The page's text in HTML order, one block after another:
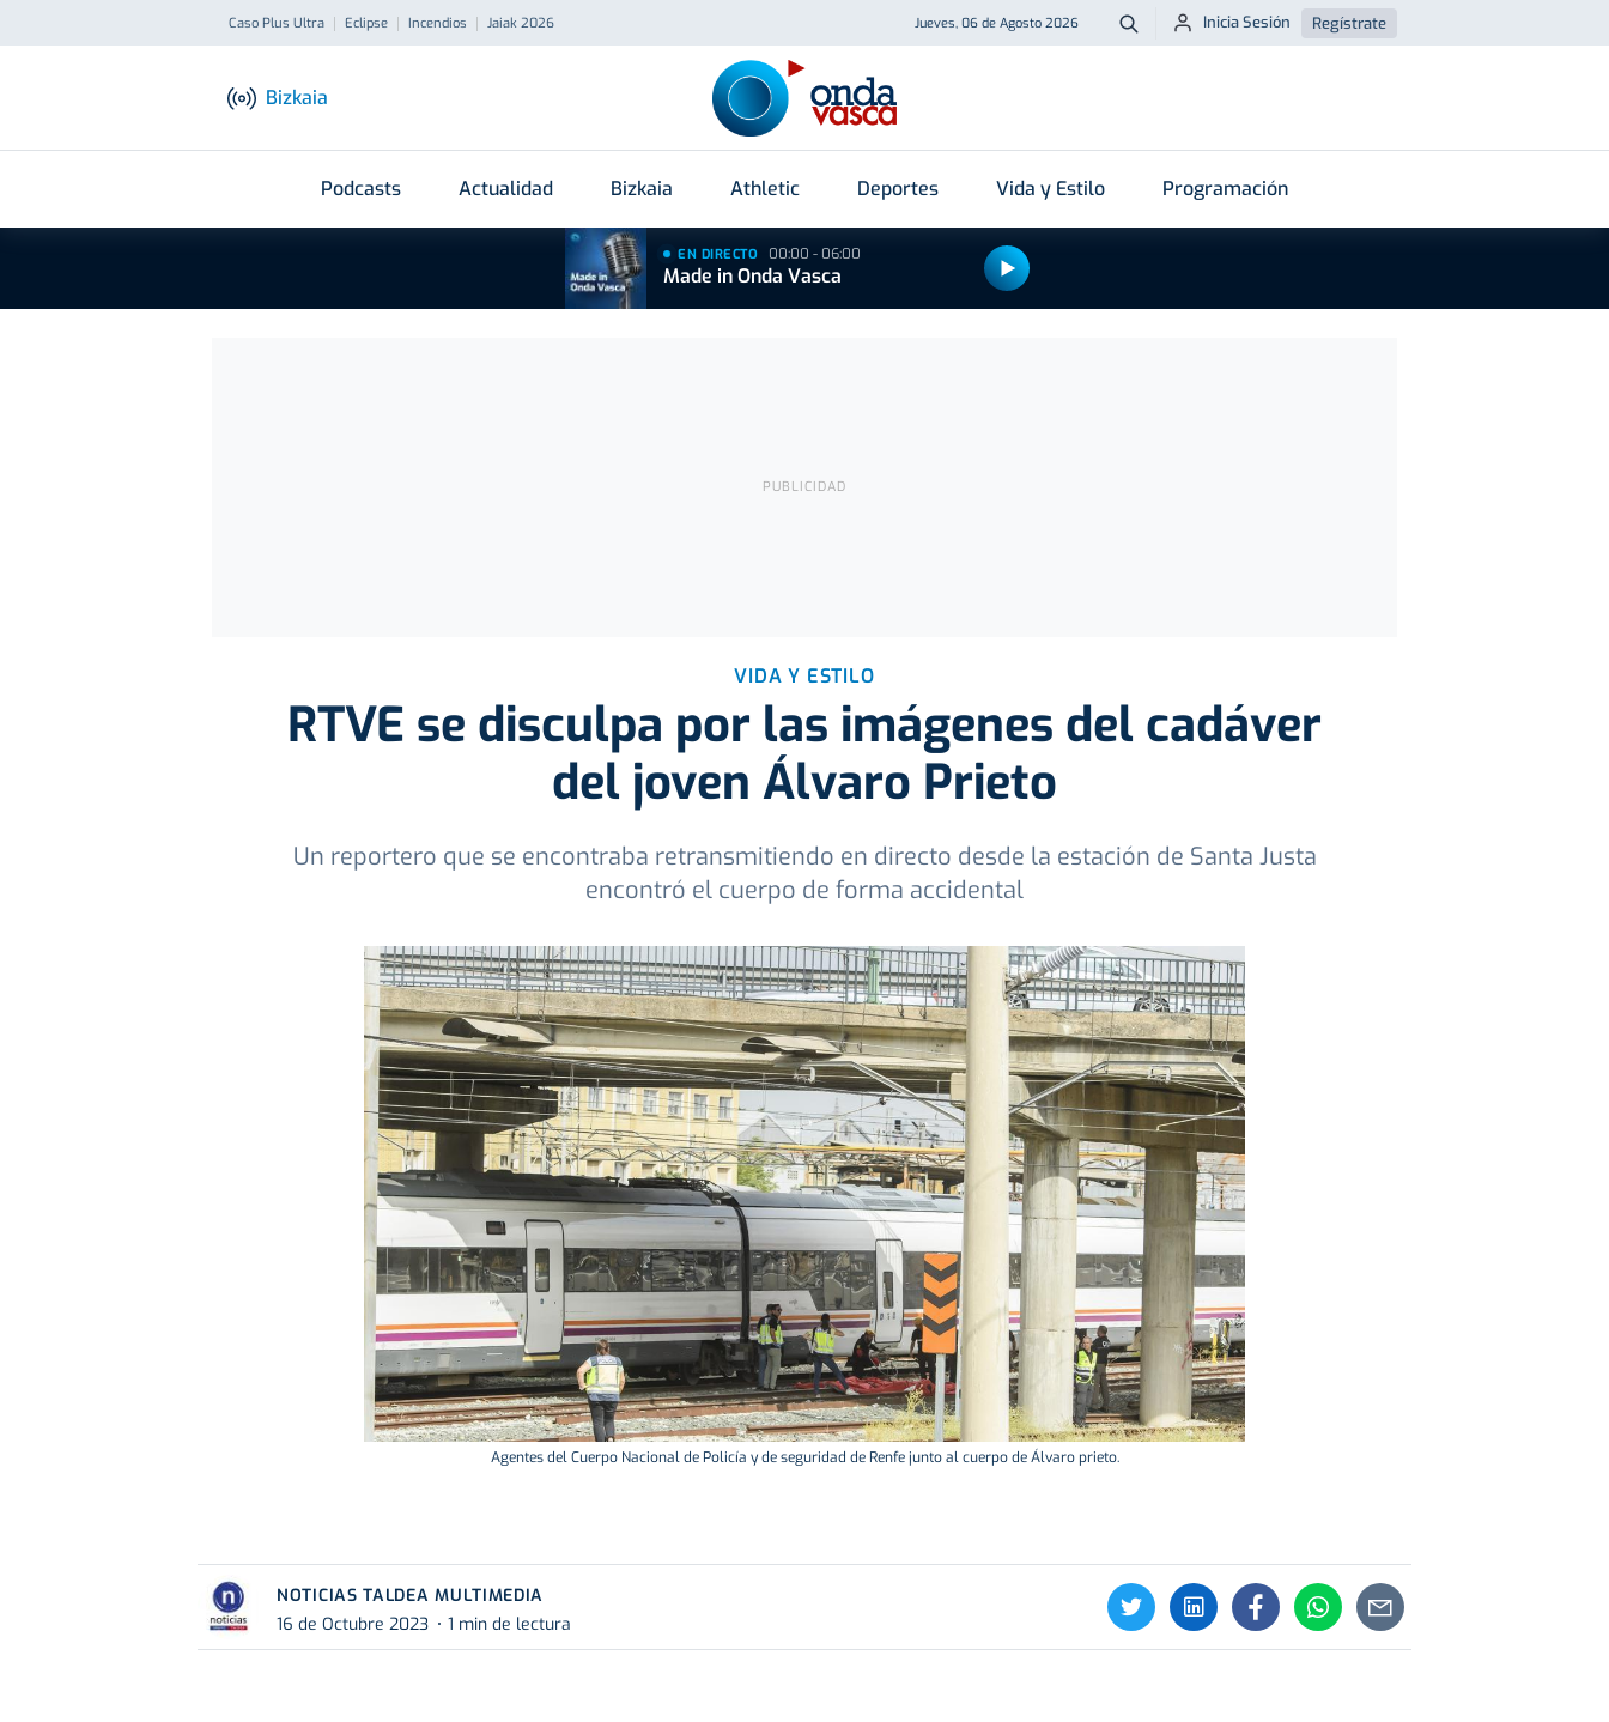
Caso Plus Ultra Eclipse Incendios Jaiak 2026 Jueves, 06 de Agosto 2026 Buscar
Inicia Sesión Regístrate
Bizkaia
Podcasts Actualidad Bizkaia Athletic Deportes Vida y Estilo Programación
EN DIRECTO 00:00 - 06:00
Made in Onda Vasca
VIDA Y ESTILO
RTVE se disculpa por las imágenes del cadáver
del joven Álvaro Prieto
Un reportero que se encontraba retransmitiendo en directo desde la estación de Santa Justa
encontró el cuerpo de forma accidental
Agentes del Cuerpo Nacional de Policía y de seguridad de Renfe junto al cuerpo de Álvaro prieto.
NOTICIAS TALDEA MULTIMEDIA
16 de Octubre 2023
1 min de lectura